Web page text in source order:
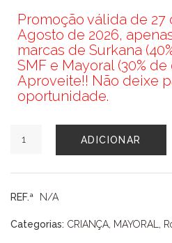
Promoção válida de 27
Agosto de 2026,
marcas de Surkana
SMF e Mayoral (30%
Aproveite!! Não deixe
oportunidade.
de
MAYORAL
ADICIONAR
REF.ª N/A
Categorias: CRIANÇA, MAYORAL,